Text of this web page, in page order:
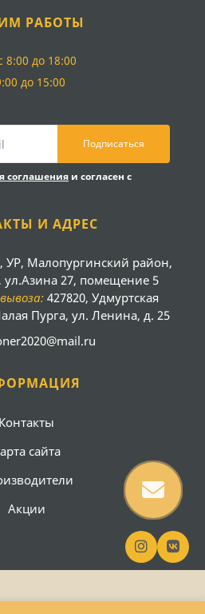
РАБОТЫ
8:00 до 18:00
до 15:00
Подписаться
соглашения и согласен с
И АДРЕС
УР, Малопургинский район,
ул.Азина 27, помещение 5
427820, Удмуртская
Пурга, ул. Ленина, д. 25
Контакты
сайта
Акции